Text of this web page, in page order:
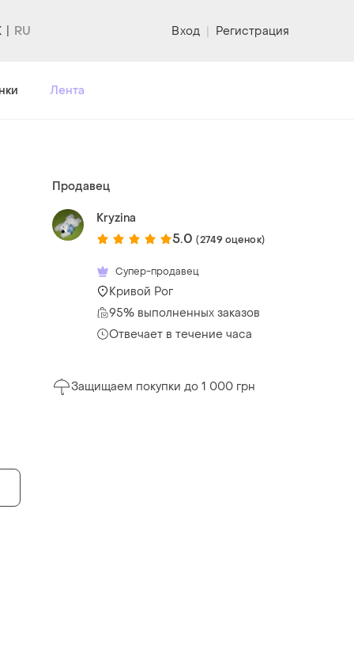
Вход | Регистрация
Лента
Продавец
Kryzina
5.0 (2749 оценок)
Супер-продавец
Кривой Рог
95% выполненных заказов
Отвечает в течение часа
Защищаем покупки до 1 000 грн